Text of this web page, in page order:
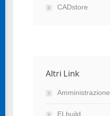
CADstore
Altri Link
Amministrazione
ELbuild